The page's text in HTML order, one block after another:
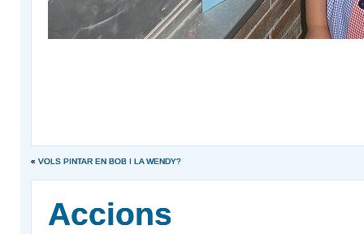
« VOLS PINTAR EN BOB I LA WENDY?
Accions